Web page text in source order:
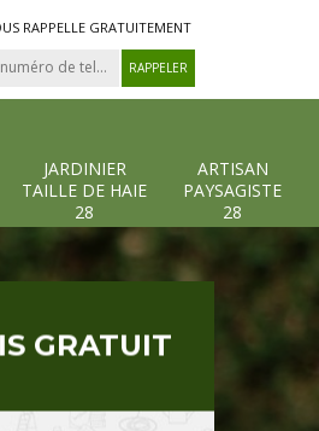
RAPPELLE GRATUITEMENT
JARDINIER
TAILLE DE HAIE
28
ARTISAN
PAYSAGISTE
28
GRATUIT